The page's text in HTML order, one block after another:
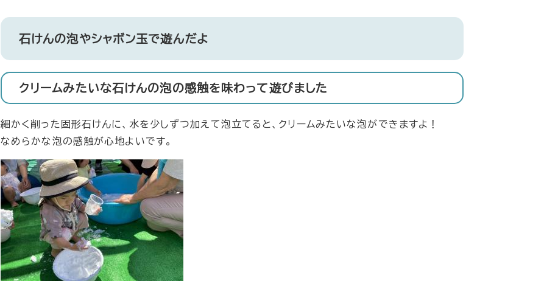
石けんの泡やシャボン玉で遊んだよ
クリームみたいな石けんの泡の感触を味わって遊びました
細かく削った固形石けんに、水を少しずつ加えて泡立てると、クリームみたいな泡ができますよ！
なめらかな泡の感触が心地よいです。